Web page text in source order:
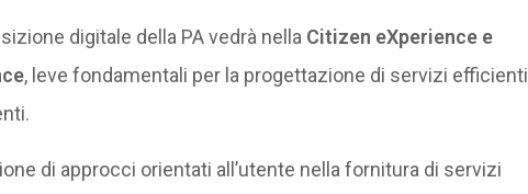
digitale della PA vedrà nella Citizen eXperience e
, leve fondamentali per la progettazione di servizi efficienti
di approcci orientati all’utente nella fornitura di servizi